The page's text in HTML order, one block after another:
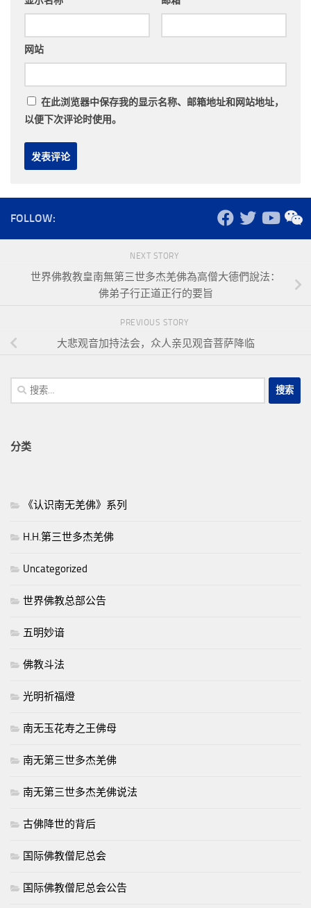
网站
在此浏览器中保存我的显示名称、邮箱地址和网站地址，
以便下次评论时使用。
FOLLOW:
NEXT STORY
世界佛教教皇南無第三世多杰羌佛為高僧大德們說法：
佛弟子行正道正行的要旨
PREVIOUS STORY
大悲观音加持法会，众人亲见观音菩萨降临
搜
索：
分类
《认识南无羌佛》系列
H.H.第三世多杰羌佛
Uncategorized
世界佛教总部公告
五明妙谙
佛教斗法
光明祈福燈
南无玉花寿之王佛母
南无第三世多杰羌佛
南无第三世多杰羌佛说法
古佛降世的背后
国际佛教僧尼总会
国际佛教僧尼总会公告